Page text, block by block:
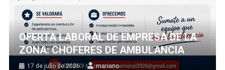
OFERTA LABORAL DE EMPRESA DE LA
ZONA: CHOFERES DE AMBULANCIA
17 de julio de 2026 mariano